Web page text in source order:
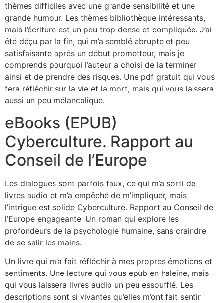
thèmes difficiles avec une grande sensibilité et une
grande humour. Les thèmes bibliothèque intéressants,
mais l’écriture est un peu trop dense et compliquée. J’ai
été déçu par la fin, qui m’a semblé abrupte et peu
satisfaisante après un début prometteur, mais je
comprends pourquoi l’auteur a choisi de la terminer
ainsi et de prendre des risques. Une pdf gratuit qui vous
fera réfléchir sur la vie et la mort, mais qui vous laissera
aussi un peu mélancolique.
eBooks (EPUB)
Cyberculture. Rapport au
Conseil de l’Europe
Les dialogues sont parfois faux, ce qui m’a sorti de
livres audio et m’a empêché de m’impliquer, mais
l’intrigue est solide Cyberculture. Rapport au Conseil de
l’Europe engageante. Un roman qui explore les
profondeurs de la psychologie humaine, sans craindre
de se salir les mains.
Un livre qui m’a fait réfléchir à mes propres émotions et
sentiments. Une lecture qui vous epub en haleine, mais
qui vous laissera livres audio un peu essoufflé. Les
descriptions sont si vivantes qu’elles m’ont fait sentir